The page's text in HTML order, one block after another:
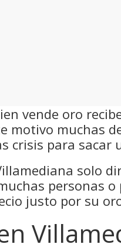
vende oro
motivo muchas
crisis para sacar
solo
personas
justo por su